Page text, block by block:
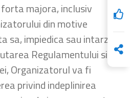
majora, inclusiv
din motive
sa, impiedica sau intarzie
Regulamentului si
Organizatorul va fi
privind indeplinirea